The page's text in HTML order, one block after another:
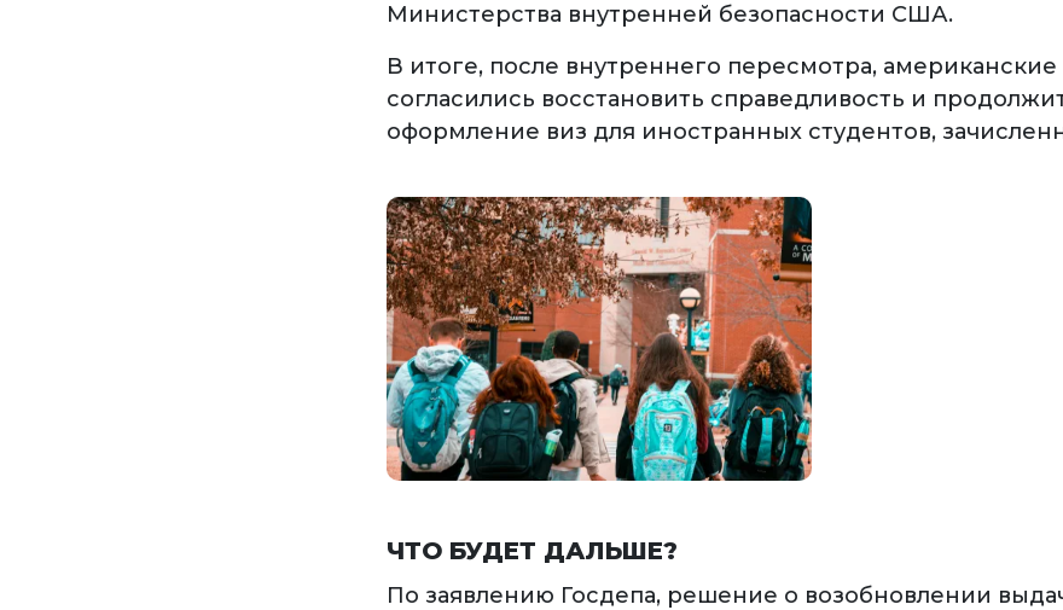
Министерства внутренней безопасности США.
В итоге, после внутреннего пересмотра, американские
согласились восстановить справедливость и
оформление виз для иностранных студентов,
ЧТО БУДЕТ ДАЛЬШЕ?
По заявлению Госдепа, решение о возобновлении